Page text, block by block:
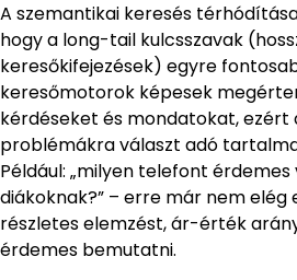
A szemantikai keresés
hogy a long-tail kulcsszavak
keresőkifejezések) egyre
keresőmotorok képesek
kérdéseket és mondatokat, ezért
problémákra választ adó
Például: „milyen telefont
diákoknak?” – erre már nem elég
részletes elemzést, ár-érték
érdemes bemutatni.